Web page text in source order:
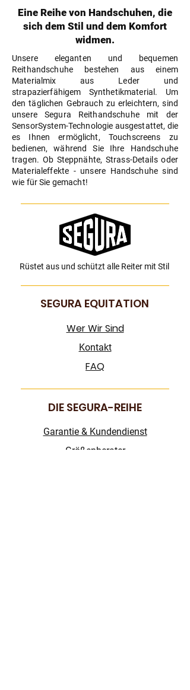
Eine Reihe von Handschuhen, die
sich dem Stil und dem Komfort
widmen.
Unsere eleganten und bequemen
Reithandschuhe bestehen aus einem
Materialmix aus Leder und
strapazierfähigem Synthetikmaterial. Um
den täglichen Gebrauch zu erleichtern, sind
unsere Segura Reithandschuhe mit der
SensorSystem-Technologie ausgestattet, die
es Ihnen ermöglicht, Touchscreens zu
bedienen, während Sie Ihre Handschuhe
tragen. Ob Steppnähte, Strass-Details oder
Materialeffekte - unsere Handschuhe sind
wie für Sie gemacht!
Rüstet aus und schützt alle Reiter mit Stil
SEGURA EQUITATION
Wer Wir Sind
Kontakt
FAQ
DIE SEGURA-REIHE
Garantie & Kundendienst
Größenberater